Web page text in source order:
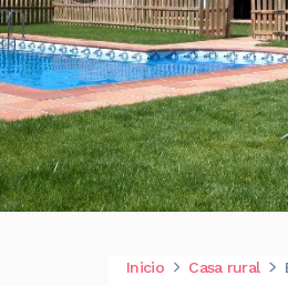
Inicio Casa rural